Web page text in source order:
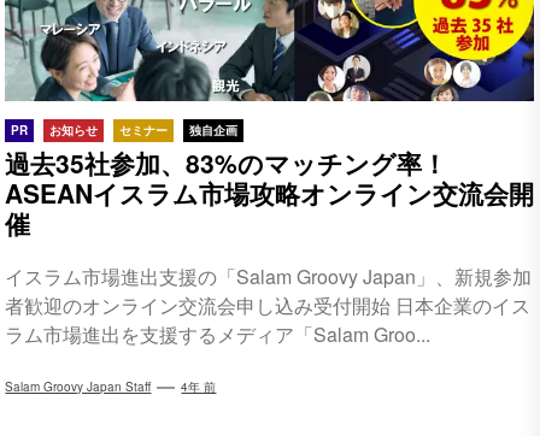
PR お知らせ セミナー 独自企画
過去35社参加、83%のマッチング率！
ASEANイスラム市場攻略オンライン交流会開
催
イスラム市場進出支援の「Salam Groovy Japan」、新規参加
者歓迎のオンライン交流会申し込み受付開始 日本企業のイス
ラム市場進出を支援するメディア「Salam Groo...
Salam Groovy Japan Staff 4年 前